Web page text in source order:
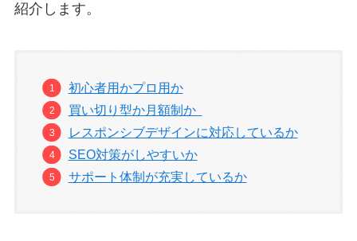
紹介します。
初心者用かプロ用か
買い切り型か月額制か
レスポンシブデザインに対応しているか
SEO対策がしやすいか
サポート体制が充実しているか